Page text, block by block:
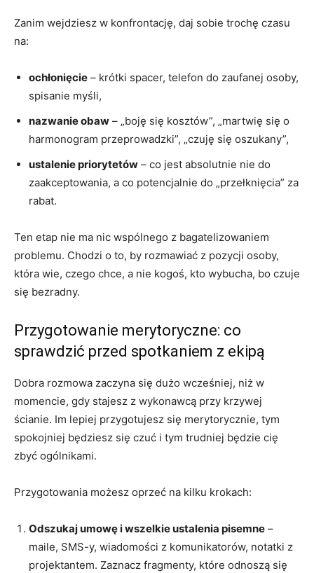
Zanim wejdziesz w konfrontację, daj sobie trochę czasu
na:
ochłonięcie – krótki spacer, telefon do zaufanej osoby,
spisanie myśli,
nazwanie obaw – „boję się kosztów”, „martwię się o
harmonogram przeprowadzki”, „czuję się oszukany”,
ustalenie priorytetów – co jest absolutnie nie do
zaakceptowania, a co potencjalnie do „przełknięcia” za
rabat.
Ten etap nie ma nic wspólnego z bagatelizowaniem
problemu. Chodzi o to, by rozmawiać z pozycji osoby,
która wie, czego chce, a nie kogoś, kto wybucha, bo czuje
się bezradny.
Przygotowanie merytoryczne: co
sprawdzić przed spotkaniem z ekipą
Dobra rozmowa zaczyna się dużo wcześniej, niż w
momencie, gdy stajesz z wykonawcą przy krzywej
ścianie. Im lepiej przygotujesz się merytorycznie, tym
spokojniej będziesz się czuć i tym trudniej będzie cię
zbyć ogólnikami.
Przygotowania możesz oprzeć na kilku krokach:
Odszukaj umowę i wszelkie ustalenia pisemne –
maile, SMS-y, wiadomości z komunikatorów, notatki z
projektantem. Zaznacz fragmenty, które odnoszą się